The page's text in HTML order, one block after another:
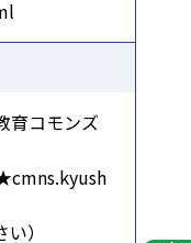
育コモンズ
）